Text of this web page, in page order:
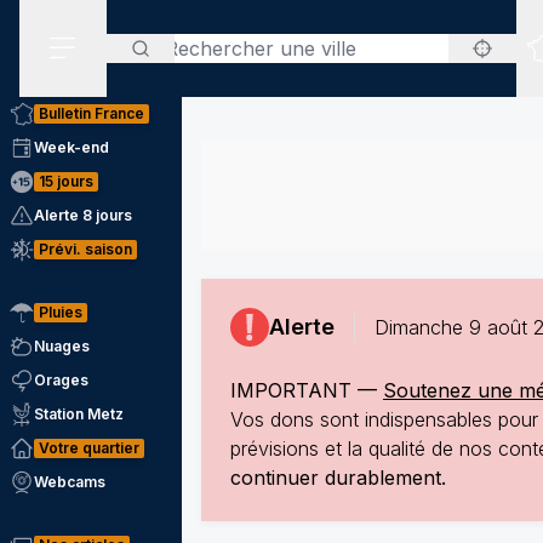
Rechercher
Bulletin France
Week-end
15 jours
Alerte 8 jours
Prévi. saison
Pluies
Nuages
Orages
Station Metz
Votre quartier
Webcams
Alerte Dimanche 9 août
IMPORTANT — Soutenez une
Vos dons sont indispensables
prévisions et la qualité de nos
continuer durablement.